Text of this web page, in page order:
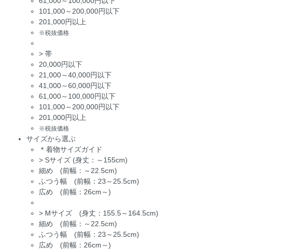
101,000～200,000円以下
201,000円以上
※税抜価格
> 帯
20,000円以下
21,000～40,000円以下
41,000～60,000円以下
61,000～100,000円以下
101,000～200,000円以下
201,000円以上
※税抜価格
サイズから選ぶ
＊着物サイズガイド
> Sサイズ (身丈：～155cm)
細め (前幅：～22.5cm)
ふつう幅 (前幅：23～25.5cm)
広め (前幅：26cm～)
> Mサイズ (身丈：155.5～164.5cm)
細め (前幅：～22.5cm)
ふつう幅 (前幅：23～25.5cm)
広め (前幅：26cm～)